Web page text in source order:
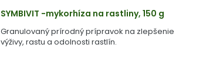
SYMBIVIT -mykorhíza na rastliny, 150 g
Granulovaný prírodný prípravok na zlepšenie
výživy, rastu a odolnosti rastlín.